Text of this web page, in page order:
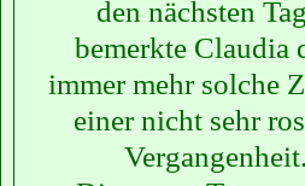
den nächsten
bemerkte Claudia
immer mehr solche
einer nicht sehr
Vergangenheit.